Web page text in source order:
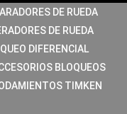
DE RUEDA
DE RUEDA
DIFERENCIAL
BLOQUEOS
TIMKEN